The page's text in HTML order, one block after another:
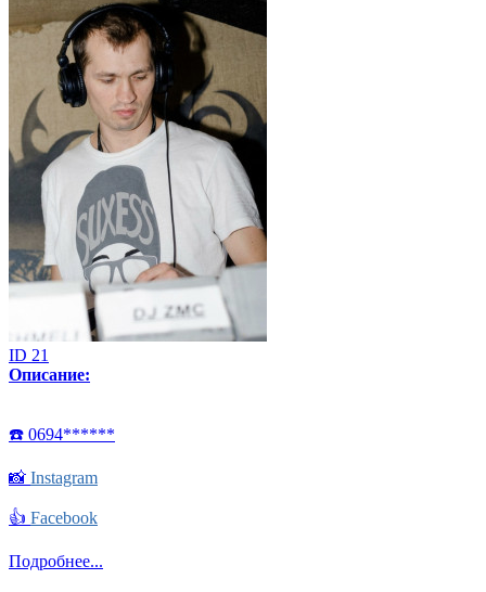
ID 21
Описание:
☎️ 0694******
📸 Instagram
👍 Facebook
Подробнее...